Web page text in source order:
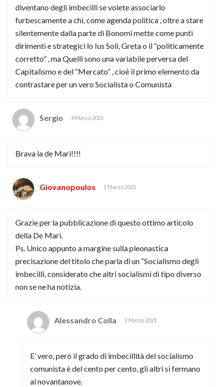
diventano degli imbecilli se volete associarlo
furbescamente a chi, come agenda politica , oltre a stare
silentemente dalla parte di Bonomi mette come punti
dirimenti e strategici lo Ius Soli, Greta o il “politicamente
corretto” , ma Quelli sono una variabile perversa del
Capitalismo e del “Mercato” , cioè il primo elemento da
contrastare per un vero Socialista o Comunista
Sergio 4 Marzo 2021
Brava la de Mari!!!!
Giovanopoulos 1 Marzo 2021
Grazie per la pubblicazione di questo ottimo articolo
della De Mari.
Ps. Unico appunto a margine sulla pleonastica
precisazione del titolo che parla di un “Socialismo degli
imbecilli, considerato che altri socialismi di tipo diverso
non se ne ha notizia.
Alessandro Colla 2 Marzo 2021
E’ vero, però il grado di imbecillità del socialismo
comunista è del cento per cento, gli altri si fermano
al novantanove.